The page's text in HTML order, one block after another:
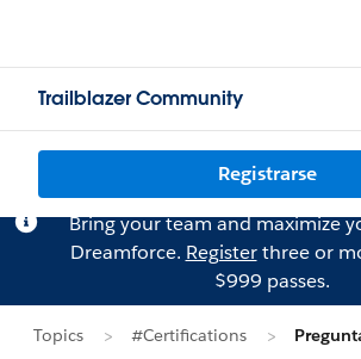
Trailblazer Community
Registrarse
Bring your team and maximize
Dreamforce. Registerthree or
$999 passes.
Topics #Certifications